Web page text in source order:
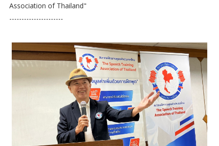
Association of Thailand"
----------------------